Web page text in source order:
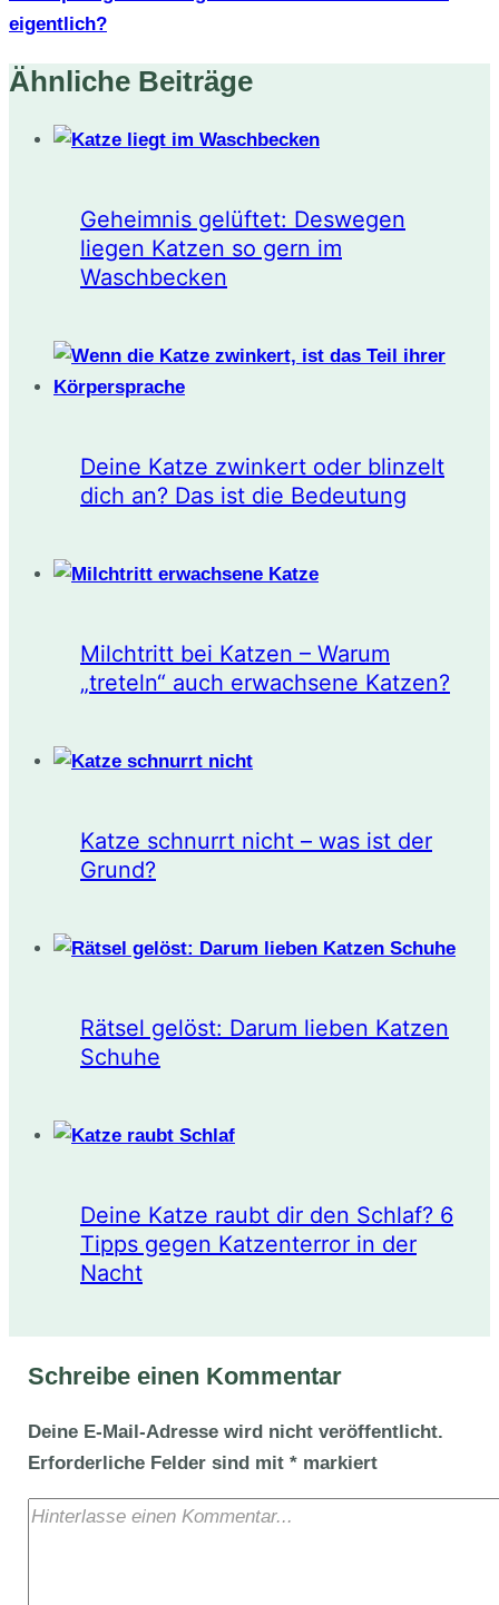
eigentlich?
Ähnliche Beiträge
Geheimnis gelüftet: Deswegen
liegen Katzen so gern im
Waschbecken
Deine Katze zwinkert oder blinzelt
dich an? Das ist die Bedeutung
Milchtritt bei Katzen – Warum
„treteln“ auch erwachsene Katzen?
Katze schnurrt nicht – was ist der
Grund?
Rätsel gelöst: Darum lieben Katzen
Schuhe
Deine Katze raubt dir den Schlaf? 6
Tipps gegen Katzenterror in der
Nacht
Schreibe einen Kommentar
Deine E-Mail-Adresse wird nicht veröffentlicht.
Erforderliche Felder sind mit * markiert